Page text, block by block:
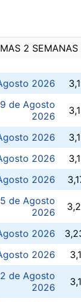
2 SEMANAS
2026
de Agosto
2026
2026
2026
2026
de Agosto
2026
2026
2026
de Agosto
2026